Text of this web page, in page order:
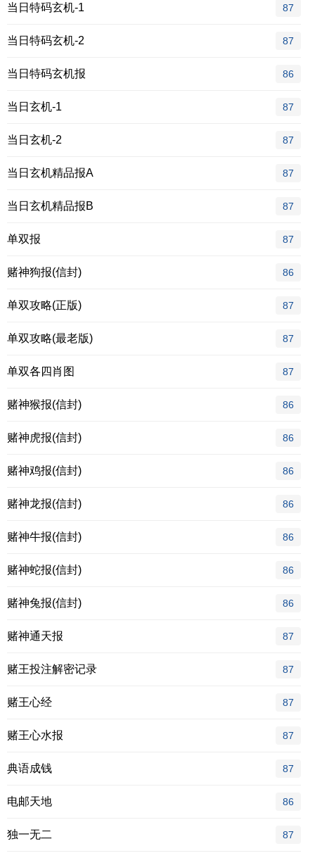
当日特码玄机-1 87
当日特码玄机-2 87
当日特码玄机报 86
当日玄机-1 87
当日玄机-2 87
当日玄机精品报A 87
当日玄机精品报B 87
单双报 87
赌神狗报(信封) 86
单双攻略(正版) 87
单双攻略(最老版) 87
单双各四肖图 87
赌神猴报(信封) 86
赌神虎报(信封) 86
赌神鸡报(信封) 86
赌神龙报(信封) 86
赌神牛报(信封) 86
赌神蛇报(信封) 86
赌神兔报(信封) 86
赌神通天报 87
赌王投注解密记录 87
赌王心经 87
赌王心水报 87
典语成钱 87
电邮天地 86
独一无二 87